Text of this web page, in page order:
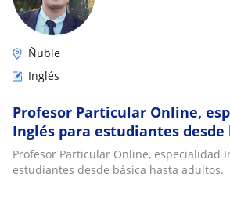
Ñuble
Inglés
Profesor Particular Online,
Inglés para estudiantes desde
adultos
Profesor Particular Online, especialidad
estudiantes desde básica hasta adultos.